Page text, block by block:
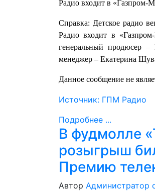
Радио входит в «Газпром-
Справка: Детское радио
Радио входит в
генеральный продюсер
менеджер – Екатерина
Данное сообщение не
Источник: ГПМ Радио
Подробнее ...
В фудмолле
розыгрыш
Премию
Автор Администратор